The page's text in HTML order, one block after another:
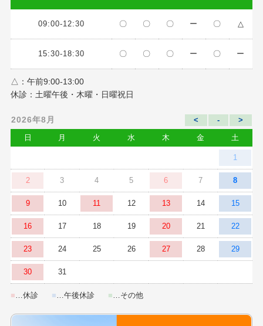
09:00-12:30 〇 〇 〇 ー 〇 △
15:30-18:30 〇 〇 〇 ー 〇 ー
△：午前9:00-13:00
休診：土曜午後・木曜・日曜祝日
2026年8月
日 月 火 水 木 金 土
1
2 3 4 5 6 7 8
9 10 11 12 13 14 15
16 17 18 19 20 21 22
23 24 25 26 27 28 29
30 31
■…休診 ■…午後休診 ■…その他